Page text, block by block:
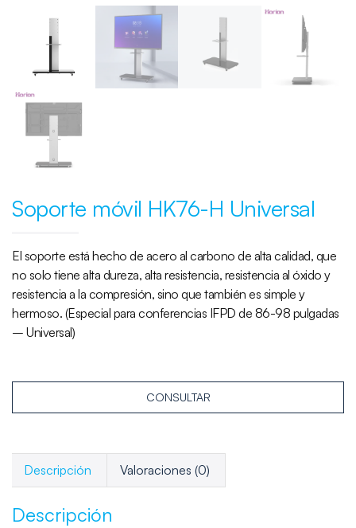
Soporte móvil HK76-H Universal
El soporte está hecho de acero al carbono de alta calidad, que
no solo tiene alta dureza, alta resistencia, resistencia al óxido y
resistencia a la compresión, sino que también es simple y
hermoso. (Especial para conferencias IFPD de 86-98 pulgadas
– Universal)
CONSULTAR
Descripción Valoraciones (0)
Descripción